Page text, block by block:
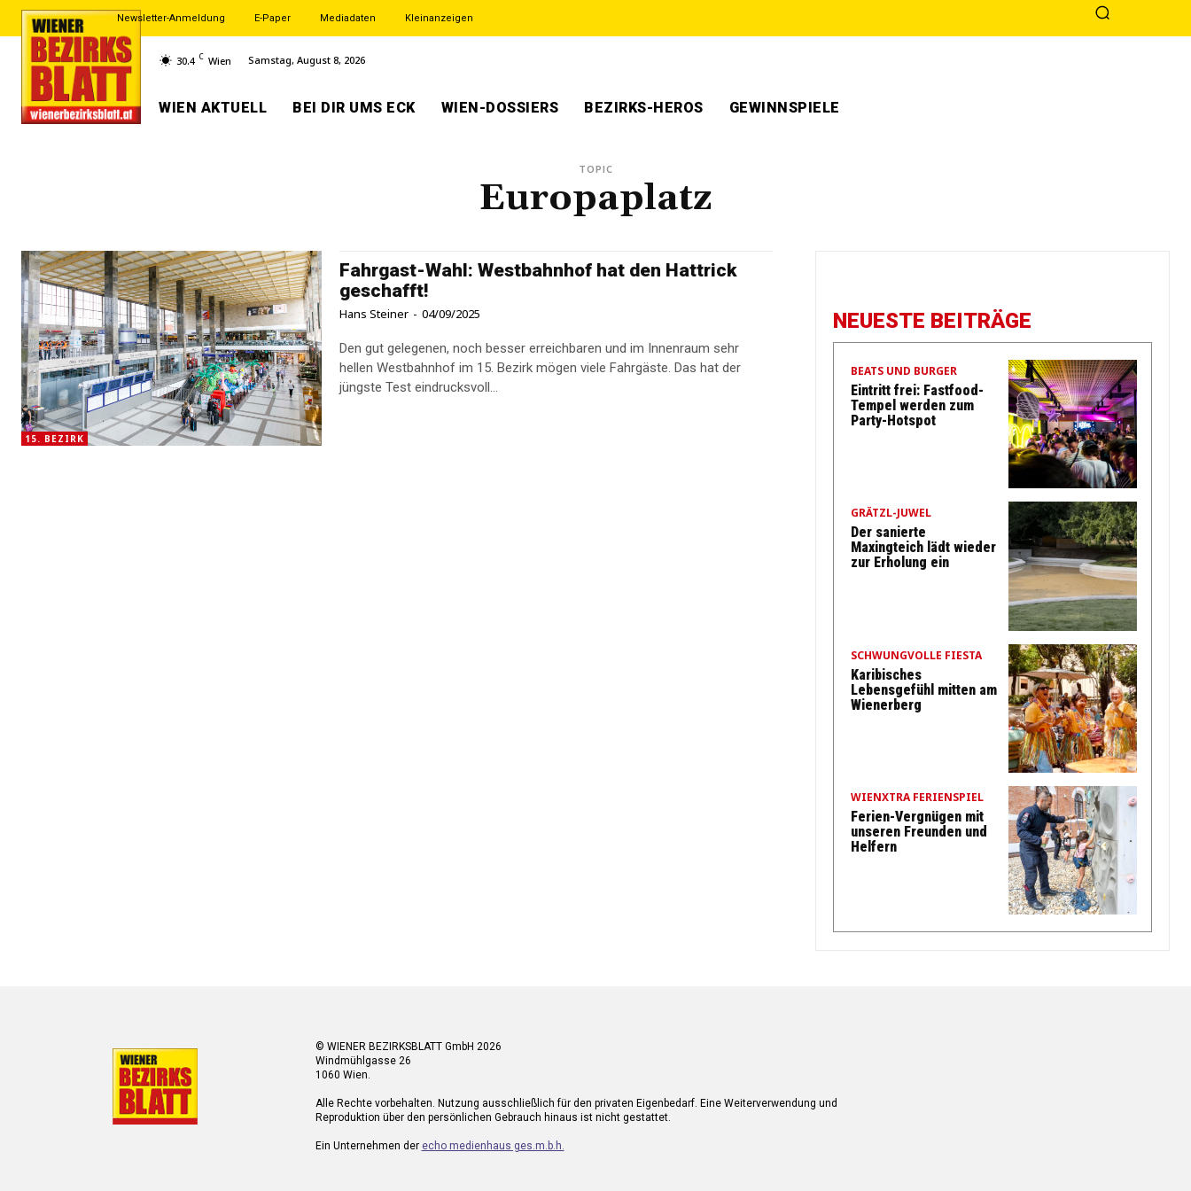
Newsletter-Anmeldung E-Paper Mediadaten Kleinanzeigen
30.4 C Wien Samstag, August 8, 2026
WIEN AKTUELL BEI DIR UMS ECK WIEN-DOSSIERS BEZIRKS-HEROS GEWINNSPIELE
TOPIC
Europaplatz
15. BEZIRK
Fahrgast-Wahl: Westbahnhof hat den Hattrick
geschafft!
Hans Steiner - 04/09/2025
Den gut gelegenen, noch besser erreichbaren und im Innenraum sehr
hellen Westbahnhof im 15. Bezirk mögen viele Fahrgäste. Das hat der
jüngste Test eindrucksvoll...
NEUESTE BEITRÄGE
BEATS UND BURGER
Eintritt frei: Fastfood-
Tempel werden zum
Party-Hotspot
GRÄTZL-JUWEL
Der sanierte
Maxingteich lädt wieder
zur Erholung ein
SCHWUNGVOLLE FIESTA
Karibisches
Lebensgefühl mitten am
Wienerberg
WIENXTRA FERIENSPIEL
Ferien-Vergnügen mit
unseren Freunden und
Helfern
© WIENER BEZIRKSBLATT GmbH 2026
Windmühlgasse 26
1060 Wien.
Alle Rechte vorbehalten. Nutzung ausschließlich für den privaten Eigenbedarf. Eine Weiterverwendung und
Reproduktion über den persönlichen Gebrauch hinaus ist nicht gestattet.
Ein Unternehmen der echo medienhaus ges.m.b.h.